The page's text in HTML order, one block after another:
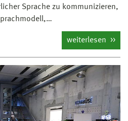
Sprache zu kommunizieren,
weiterlesen